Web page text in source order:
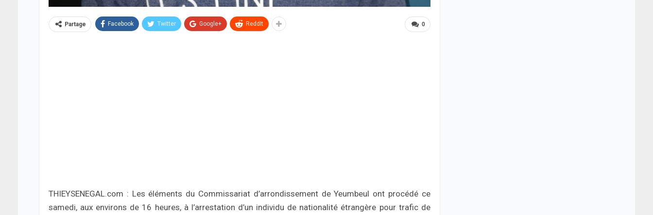
0
Partage Facebook Twitter Google+ ReddIt
THIEYSENEGAL.com : Les éléments du Commissariat d’arrondissement de Yeumbeul ont procédé ce
samedi, aux environs de 16 heures, à l’arrestation d’un individu de nationalité étrangère pour trafic de